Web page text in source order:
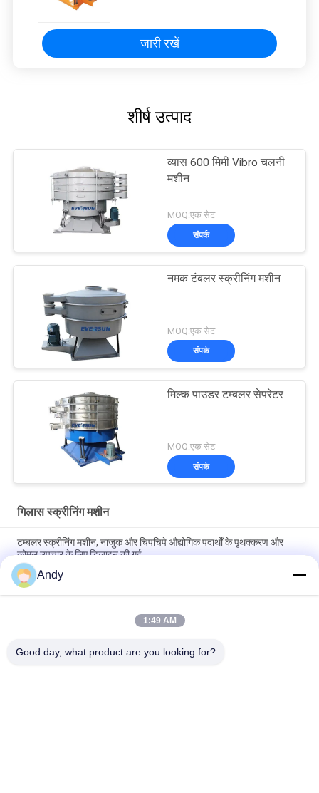
जारी रखें
शीर्ष उत्पाद
व्यास 600 मिमी Vibro चलनी
मशीन
MOQ:एक सेट
संपर्क
नमक टंबलर स्क्रीनिंग मशीन
MOQ:एक सेट
संपर्क
मिल्क पाउडर टम्बलर सेपरेटर
MOQ:एक सेट
संपर्क
गिलास स्क्रीनिंग मशीन
टम्बलर स्क्रीनिंग मशीन, नाजुक और चिपचिपे औद्योगिक पदार्थों के पृथक्करण और
कोमल उपचार के लिए डिज़ाइन की गई
टम्बलर स्क्रीनिंग मशीन उद्योग में नाजुक बारीक और चिपचिपा सामग्री के आसान
रखरखाव और कोमल स्क्रीनिंग के लिए डिज़ाइन की गई है
उच्च क्षमता टंबलर स्क्रीनिंग मशीन जो मल्टी लेवल कण आकार वर्गीकरण और कम शोर
Andy
1:49 AM
Good day, what product are you looking for?